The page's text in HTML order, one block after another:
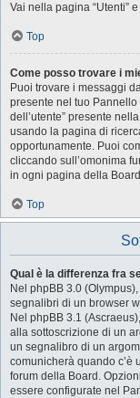
Vai nella pagina “Utenti”
Top
Come posso trovare i
Puoi trovare i messaggi
presente nel tuo Pannello
dell’utente” presente
usando la pagina di
opportunamente. Puoi
cliccando sull’omonima
in ogni pagina della
Top
Qual è la differenza fra
Nel phpBB 3.0
segnalibri di un browser
Nel phpBB 3.1
alla sottoscrizione di un
un segnalibro di un
comunicherà quando c’è
forum della Board.
essere configurate nel